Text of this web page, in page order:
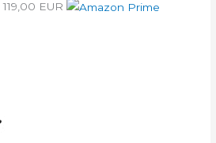
119,00 EUR